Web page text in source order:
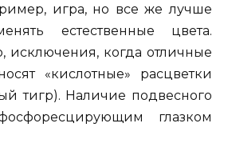
игра, но все же лучше
естественные цвета.
исключения, когда отличные
«кислотные» расцветки
тигр). Наличие подвесного
глазком